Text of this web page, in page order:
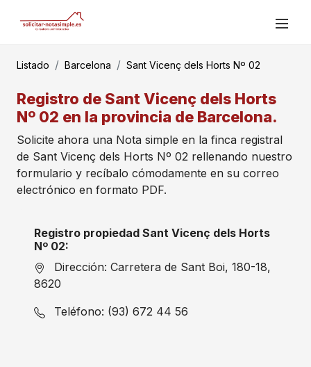
Listado Barcelona Sant Vicenç dels Horts Nº 02
Registro de Sant Vicenç dels Horts
Nº 02 en la provincia de Barcelona.
Solicite ahora una Nota simple en la finca registral
de Sant Vicenç dels Horts Nº 02 rellenando nuestro
formulario y recíbalo cómodamente en su correo
electrónico en formato PDF.
Registro propiedad Sant Vicenç dels Horts
Nº 02:
Dirección: Carretera de Sant Boi, 180-18,
8620
Teléfono: (93) 672 44 56